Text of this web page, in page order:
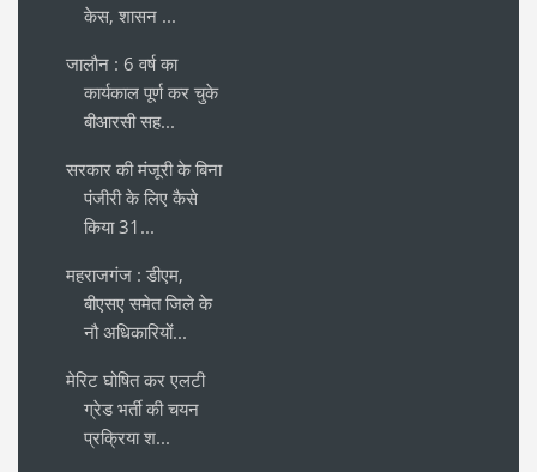
केस, शासन ...
जालौन : 6 वर्ष का
कार्यकाल पूर्ण कर चुके
बीआरसी सह...
सरकार की मंजूरी के बिना
पंजीरी के लिए कैसे
किया 31...
महराजगंज : डीएम,
बीएसए समेत जिले के
नौ अधिकारियोंं...
मेरिट घोषित कर एलटी
ग्रेड भर्ती की चयन
प्रक्रिया श...